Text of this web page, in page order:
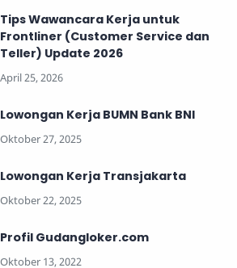
Tips Wawancara Kerja untuk
Frontliner (Customer Service dan
Teller) Update 2026
Lowongan Kerja BUMN Bank BNI
Lowongan Kerja Transjakarta
Profil Gudangloker.com